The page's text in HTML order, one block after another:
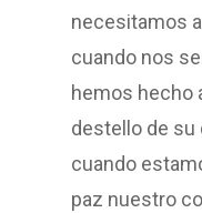
necesitamos
cuando nos
hemos hecho
destello de su
cuando
paz nuestro